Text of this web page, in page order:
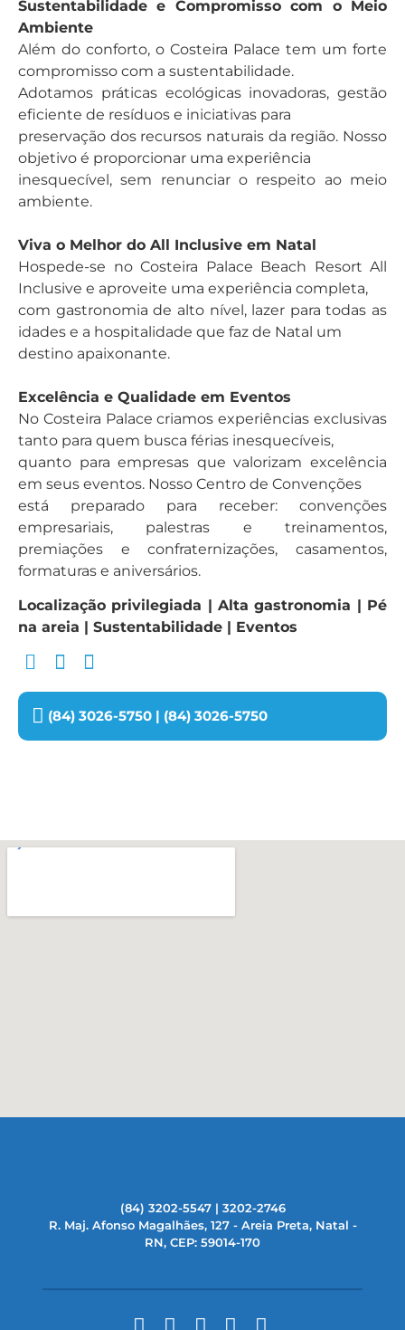
Sustentabilidade e Compromisso com o Meio
Ambiente
Além do conforto, o Costeira Palace tem um forte
compromisso com a sustentabilidade.
Adotamos práticas ecológicas inovadoras, gestão
eficiente de resíduos e iniciativas para
preservação dos recursos naturais da região. Nosso
objetivo é proporcionar uma experiência
inesquecível, sem renunciar o respeito ao meio
ambiente.
Viva o Melhor do All Inclusive em Natal
Hospede-se no Costeira Palace Beach Resort All
Inclusive e aproveite uma experiência completa,
com gastronomia de alto nível, lazer para todas as
idades e a hospitalidade que faz de Natal um
destino apaixonante.
Excelência e Qualidade em Eventos
No Costeira Palace criamos experiências exclusivas
tanto para quem busca férias inesquecíveis,
quanto para empresas que valorizam excelência
em seus eventos. Nosso Centro de Convenções
está preparado para receber: convenções
empresariais, palestras e treinamentos,
premiações e confraternizações, casamentos,
formaturas e aniversários.
Localização privilegiada | Alta gastronomia | Pé
na areia | Sustentabilidade | Eventos
(84) 3026-5750 | (84) 3026-5750
(84) 3202-5547 | 3202-2746
R. Maj. Afonso Magalhães, 127 - Areia Preta, Natal -
RN, CEP: 59014-170